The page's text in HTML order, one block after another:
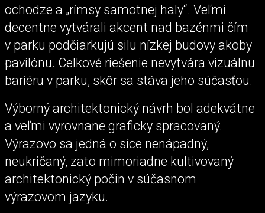
ochodze a „rímsy samotnej haly“. Veľmi
decentne vytvárali akcent nad bazénmi čím
v parku podčiarkujú silu nízkej budovy akoby
pavilónu. Celkové riešenie nevytvára vizuálnu
bariéru v parku, skôr sa stáva jeho súčasťou.
Výborný architektonický návrh bol adekvátne
a veľmi vyrovnane graficky spracovaný.
Výrazovo sa jedná o síce nenápadný,
neukričaný, zato mimoriadne kultivovaný
architektonický počin v súčasnom
výrazovom jazyku.